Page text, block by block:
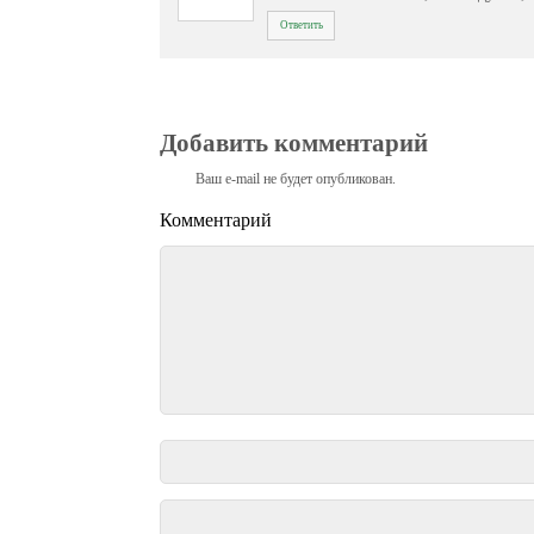
Ответить
Добавить комментарий
Ваш e-mail не будет опубликован.
Комментарий